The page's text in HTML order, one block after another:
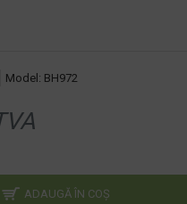
Model: BH972
ADAUGĂ ÎN COŞ